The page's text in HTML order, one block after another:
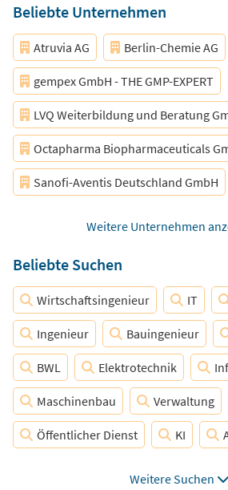
Thüringen Leipzig Sachsen-
Mecklenburg-Vorpommern Saarland
Nordrhein-Westfalen Wuppertal
Bayern Essen Bochum
Duisburg Köln Berlin Hessen
Dortmund München Bonn
Münster Sachsen
Mannheim Bielefeld
Nürnberg Brandenburg
Thüringen Leipzig Sachsen-
Mecklenburg-Vorpommern
Homeoffice Hybrides Arbeiten
Beliebte Unternehmen
Atruvia AG Berlin-Chemie AG
gempex GmbH - THE GMP-EXPERT
LVQ Weiterbildung und Beratung
Octapharma Biopharmaceuticals
Sanofi-Aventis Deutschland GmbH
Weitere Unternehmen
Beliebte Suchen
Wirtschaftsingenieur IT
Ingenieur Bauingenieur
BWL Elektrotechnik
Maschinenbau Verwaltung
Öffentlicher Dienst KI
Weitere Suchen